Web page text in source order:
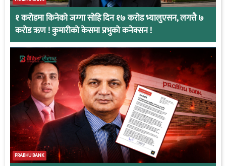
१ करोडमा किनेको जग्गा सोहि दिन १७ करोड भ्यालुएसन, लगत्तै ७
करोड ऋण ! कुमारीको केसमा प्रभुको कनेक्सन !
PRABHU BANK